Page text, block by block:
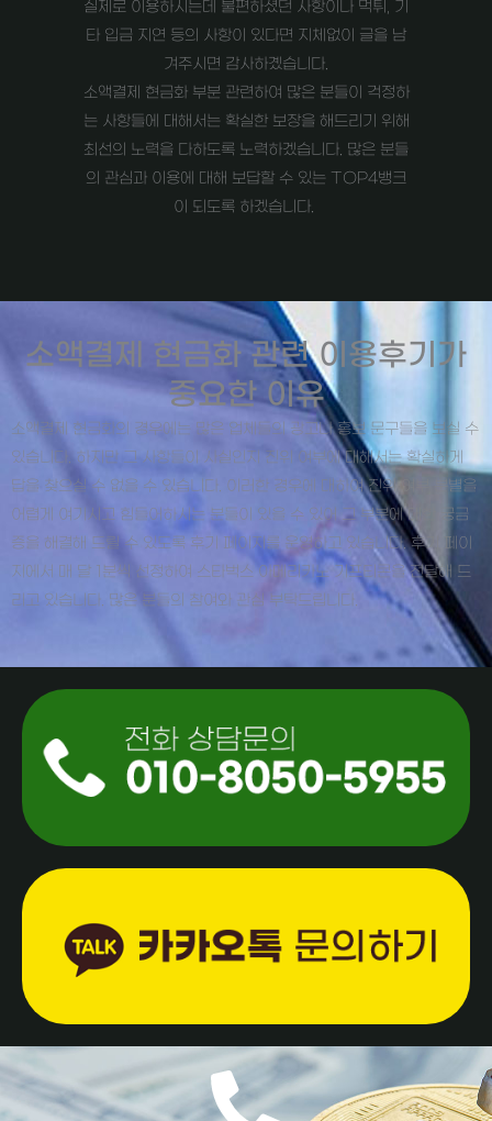
실제로 이용하시는데 불편하셨던 사항이나 먹튀, 기
타 입금 지연 등의 사항이 있다면 지체없이 글을 남
겨주시면 감사하곘습니다.
소액결제 현금화 부분 관련하여 많은 분들이 걱정하
는 사항들에 대해서는 확실한 보장을 해드리기 위해
최선의 노력을 다하도록 노력하겠습니다. 많은 분들
의 관심과 이용에 대해 보답할 수 있는 TOP4뱅크
이 되도록 하겠습니다.
소액결제 현금화 관련 이용후기가
중요한 이유
소액결제 현금화의 경우에는 많은 업체들의 광고나 홍보 문구들을 보실 수
있습니다. 하지만 그 사항들이 사실인지 진위 여부에 대해서는 확실하게
답을 찾으실 수 없을 수 있습니다. 이러한 경우에 대하여 진위 여부 분별을
어렵게 여기시고 힘들어하시는 분들이 있을 수 있어 그 부분에 대한 궁금
증을 해결해 드릴 수 있도록 후기 페이지를 운영하고 있습니다. 후기 페이
지에서 매 달 1분씩 선정하여 스타벅스 아메리카노 기프티콘을 전달해 드
리고 있습니다. 많은 분들의 참여와 관심 부탁드립니다.